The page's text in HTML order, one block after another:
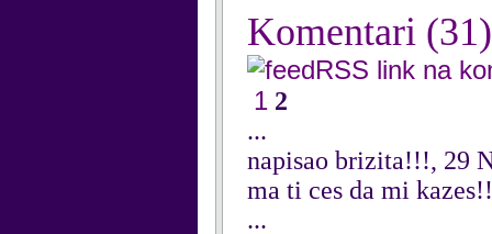
Komentari (31)
RSS link na
1 2
...
napisao brizita!!!, 29
ma ti ces da mi
...